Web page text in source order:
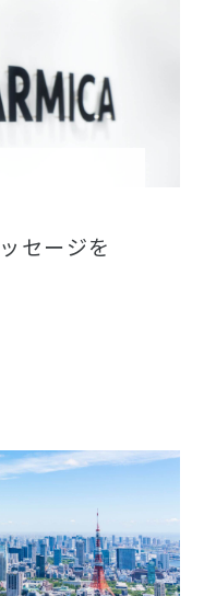
セージを